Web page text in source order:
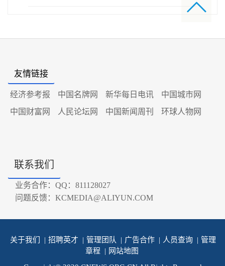
友情链接
经济参考报 中国名牌网 新华每日电讯
中国城市网
中国财富网
人民论坛网 中国新闻周刊 环球人物网
联系我们
业务合作：QQ：811128027
问题反馈：KCMEDIA@ALIYUN.COM
关于我们 | 招聘英才 | 管理团队 | 广告合作 | 人员查询 | 管理
章程 | 网站地图